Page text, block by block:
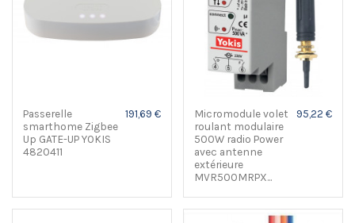
Passerelle
smarthome Zigbee
Up GATE-UP YOKIS
4820411
191,69 €
Micromodule volet
roulant modulaire
500W radio Power
avec antenne
extérieure
MVR500MRPX...
95,22 €